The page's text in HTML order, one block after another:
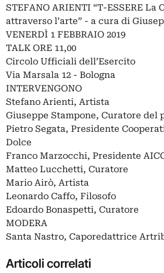
STEFANO ARIENTI “T-ESSERE La
attraverso l’arte” - a cura di
VENERDÌ 1 FEBBRAIO 2019
TALK ORE 11,00
Circolo Ufficiali dell’Esercito
Via Marsala 12 - Bologna
INTERVENGONO
Stefano Arienti, Artista
Giuseppe Stampone, Curatore del
Pietro Segata, Presidente
Dolce
Franco Marzocchi, Presidente
Matteo Lucchetti, Curatore
Mario Airò, Artista
Leonardo Caffo, Filosofo
Edoardo Bonaspetti, Curatore
MODERA
Santa Nastro, Caporedattrice
Articoli correlati